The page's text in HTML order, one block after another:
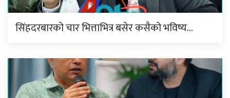
सिंहदरबारको चार भित्ताभित्र बसेर कसैको भविष्य…